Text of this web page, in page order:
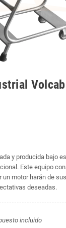
y producida bajo
Este equipo
un motor harán de
deseadas.
incluido